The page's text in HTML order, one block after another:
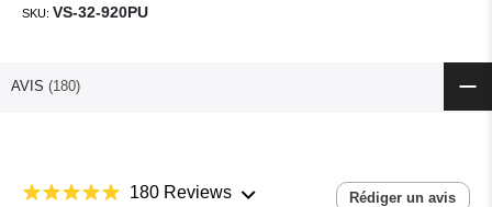
SKU VS-32-920PU
AVIS 180
180 Reviews Rédiger un avis